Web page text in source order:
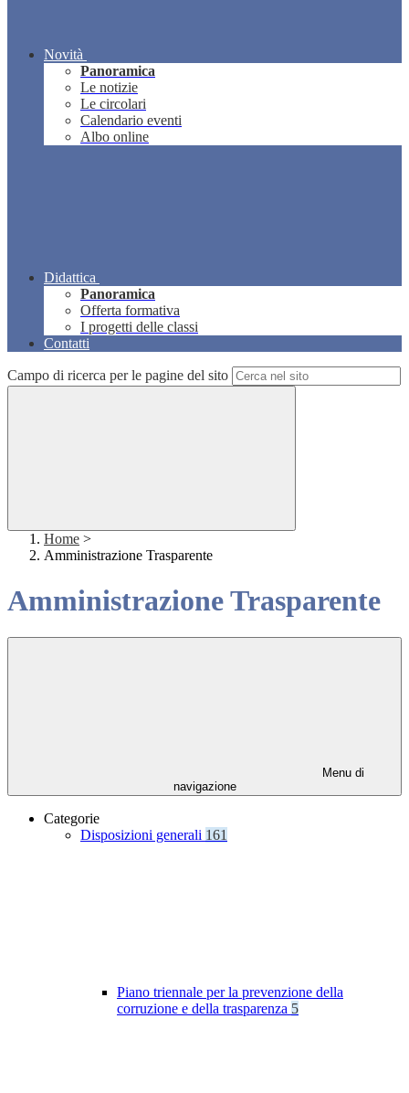
Novità
Panoramica
Le notizie
Le circolari
Calendario eventi
Albo online
Didattica
Panoramica
Offerta formativa
I progetti delle classi
Contatti
Campo di ricerca per le pagine del sito
Home >
Amministrazione Trasparente
Amministrazione Trasparente
Menu di
navigazione
Categorie
Disposizioni generali 161
Piano triennale per la prevenzione della
corruzione e della trasparenza 5